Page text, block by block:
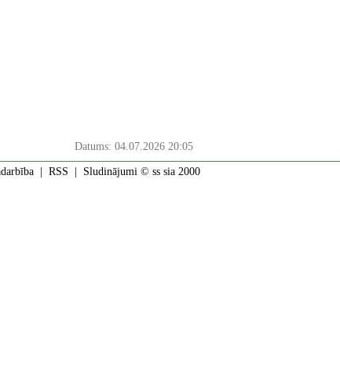
Datums: 04.07.2026 20:05
RSS | Sludinājumi © ss sia 2000